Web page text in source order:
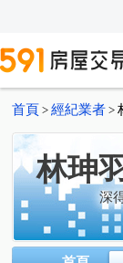
首頁 > 經紀業者 >
林珅
深